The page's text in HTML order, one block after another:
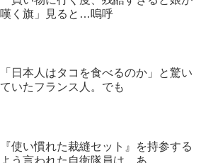
嘆く旗」見ると…嗚呼
「日本人はタコを食べるのか」と驚い
ていたフランス人。でも
『使い慣れた裁縫セット』を持参する
よう言われた自衛隊員は…あ